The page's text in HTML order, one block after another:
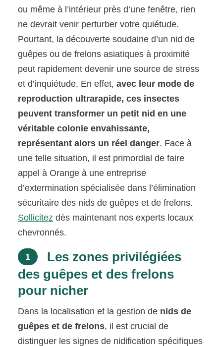
ou même à l’intérieur près d’une fenêtre, rien
ne devrait venir perturber votre quiétude.
Pourtant, la découverte soudaine d’un nid de
guêpes ou de frelons asiatiques à proximité
peut rapidement devenir une source de stress
et d’inquiétude. En effet,avec leur mode de
reproduction ultrarapide, ces insectes
peuvent transformer un petit nid en une
véritable colonie envahissante,
représentant alors un réel danger. Face à
une telle situation, il est primordial de faire
appel à Orange à une entreprise
d’extermination spécialisée dans l’élimination
sécuritaire des nids de guêpes et de frelons.
Sollicitez dès maintenant nos experts locaux
chevronnés.
1
Les zones privilégiées
des guêpes et des frelons
pour nicher
Dans la localisation et la gestion de nids de
guêpes et de frelons, il est crucial de
distinguer les signes de nidification spécifiques